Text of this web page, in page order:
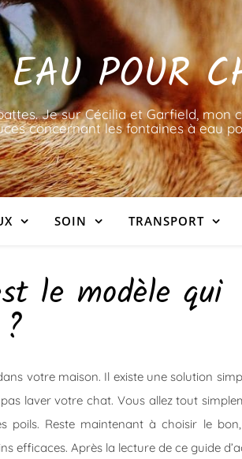
POUR
Je sur Cécilia et Garfield, mon
concernant les fontaines à eau
SOIN TRANSPORT
le modèle qui
votre maison. Il existe une solution
laver votre chat. Vous allez tout
poils. Reste maintenant à choisir le
efficaces. Après la lecture de ce guide